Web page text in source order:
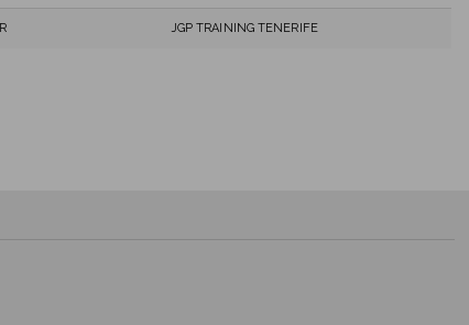
JGP TRAINING TENERIFE